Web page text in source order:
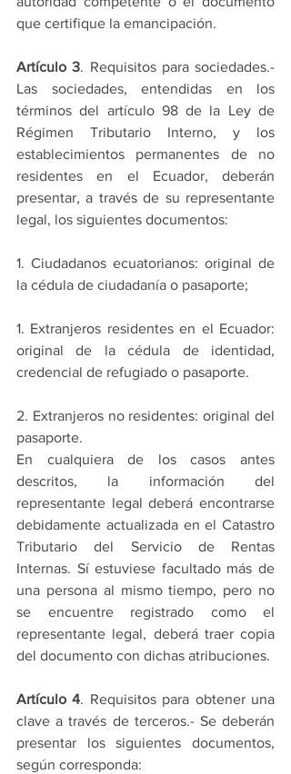
que certifique la emancipación.
Artículo 3. Requisitos para sociedades.-
Las sociedades, entendidas en los
términos del artículo 98 de la Ley de
Régimen Tributario Interno, y los
establecimientos permanentes de no
residentes en el Ecuador, deberán
presentar, a través de su representante
legal, los siguientes documentos:
1. Ciudadanos ecuatorianos: original de
la cédula de ciudadanía o pasaporte;
1. Extranjeros residentes en el Ecuador:
original de la cédula de identidad,
credencial de refugiado o pasaporte.
2. Extranjeros no residentes: original del
pasaporte.
En cualquiera de los casos antes
descritos, la información del
representante legal deberá encontrarse
debidamente actualizada en el Catastro
Tributario del Servicio de Rentas
Internas. Sí estuviese facultado más de
una persona al mismo tiempo, pero no
se encuentre registrado como el
representante legal, deberá traer copia
del documento con dichas atribuciones.
Artículo 4. Requisitos para obtener una
clave a través de terceros.- Se deberán
presentar los siguientes documentos,
según corresponda: